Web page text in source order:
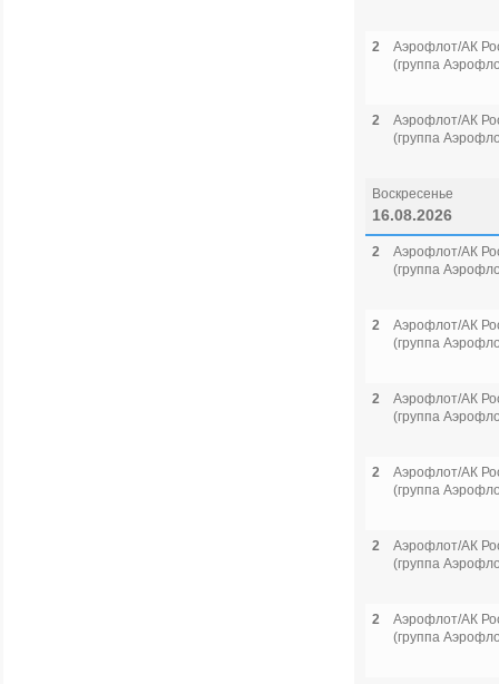
2
Аэрофлот/АК
(группа
2
Аэрофлот/АК
(группа
Воскресенье
16.08.2026
2
Аэрофлот/АК
(группа
2
Аэрофлот/АК
(группа
2
Аэрофлот/АК
(группа
2
Аэрофлот/АК
(группа
2
Аэрофлот/АК
(группа
2
Аэрофлот/АК
(группа